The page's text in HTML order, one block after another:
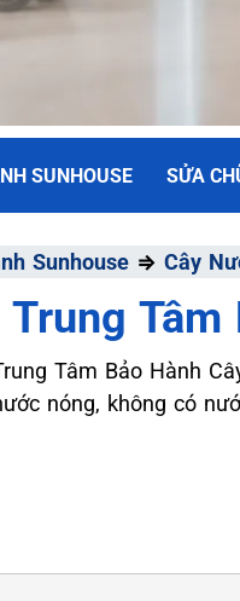
ĐIỆN MÁY VN
& BẢO
Thành Tối Thiểu - Dịch
SUNHOUSE SỬA
Sunhouse ⇒ Cây
Trung Tâm
Tâm Bảo Hành
nóng, không có